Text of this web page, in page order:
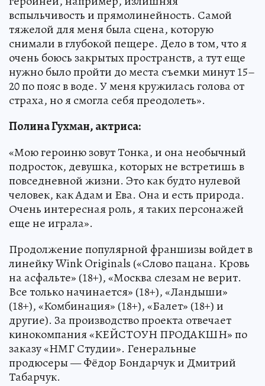
вспыльчивость и прямолинейность. Самой
тяжелой для меня была сцена, которую
снимали в глубокой пещере. Дело в том, что я
очень боюсь закрытых пространств, а тут еще
нужно было пройти до места съемки минут 15–
20 по пояс в воде. У меня кружилась голова от
страха, но я смогла себя преодолеть».
Полина Гухман, актриса:
«Мою героиню зовут Тонка, и она необычный
подросток, девушка, которых не встретишь в
повседневной жизни. Это как будто нулевой
человек, как Адам и Ева. Она и есть природа.
Очень интересная роль, я таких персонажей
еще не играла».
Продолжение популярной франшизы войдет в
линейку Wink Originals («‎Слово пацана. Кровь
на асфальте» (18+)‎, «Москва слезам не верит.
Все только начинается» (18+), «Ландыши»
(18+), «Комбинация» (18+), «Балет» (18+) и
другие). За производство проекта отвечает
кинокомпания «КЕЙСТОУН ПРОДАКШН» по
заказу «НМГ Студии». Генеральные
продюсеры — Фёдор Бондарчук и Дмитрий
Табарчук.